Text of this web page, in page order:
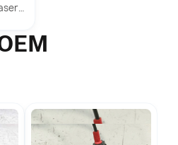
Tourer